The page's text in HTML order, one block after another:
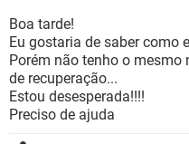
GUIA DE COMPRAS
INSTAGRAM
GUIA DE COMPRAS
CELULAR
OUTLOOK
INSTAGRAM
GUIA DE COMPRAS
Boa tarde!
Eu gostaria de saber como
Porém não tenho o mesmo
de recuperação...
Estou desesperada!!!!
Preciso de ajuda